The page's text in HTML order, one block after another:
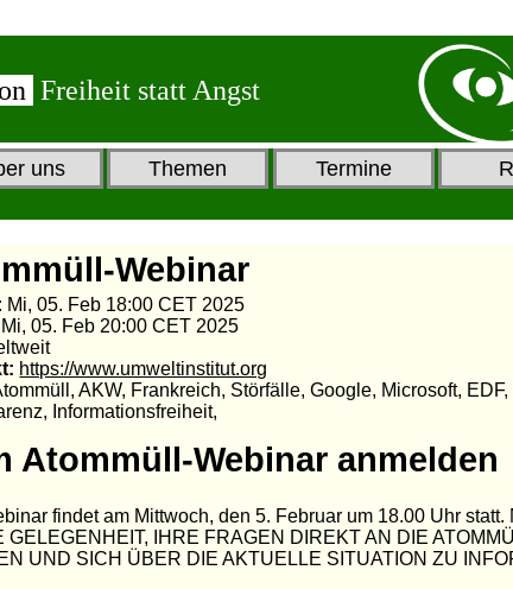
Freiheit statt Angst
uns Themen Termine
Webinar
Mi, 05. Feb 18:00 CET 2025
05. Feb 20:00 CET 2025
https://www.umweltinstitut.org
AKW, Frankreich, Störfälle, Google, Microsoft,
Informationsfreiheit,
Atommüll-Webinar anmelden
findet am Mittwoch, den 5. Februar um 18.00 Uhr statt.
GELEGENHEIT, IHRE FRAGEN DIREKT AN DIE
UND SICH ÜBER DIE AKTUELLE SITUATION ZU